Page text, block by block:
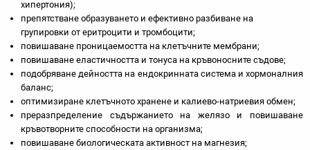
хипертония);
препятстване образуването и ефективно разбиване на
групировки от еритроцити и тромбоцити;
повишаване проницаемостта на клетъчните мембрани;
повишаване еластичността и тонуса на кръвоносните съдове;
подобряване дейността на ендокринната система и хормоналния
баланс;
оптимизиране клетъчното хранене и калиево-натриевия обмен;
преразпределение съдържанието на желязо и повишаване
кръвотворните способности на организма;
повишаване биологическата активност на магнезия;